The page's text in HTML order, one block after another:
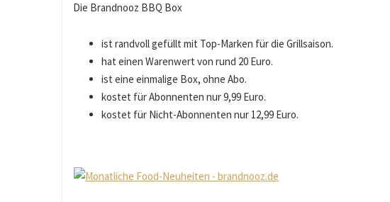
Die Brandnooz BBQ Box
ist randvoll gefüllt mit Top-Marken für die Grillsaison.
hat einen Warenwert von rund 20 Euro.
ist eine einmalige Box, ohne Abo.
kostet für Abonnenten nur 9,99 Euro.
kostet für Nicht-Abonnenten nur 12,99 Euro.